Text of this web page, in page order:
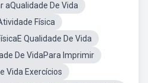
aQualidade De Vida
Física
Qualidade De Vida
De VidaPara Imprimir
Vida Exercícios